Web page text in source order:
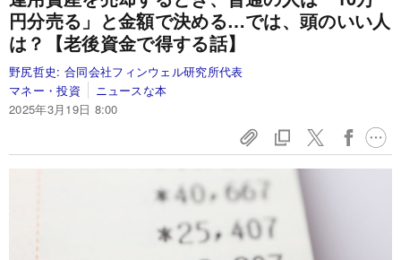
円分売る」と金額で決める…では、頭のいい人
は？【老後資金で得する話】
野尻哲史: 合同会社フィンウェル研究所代表
マネー・投資
ニュースな本
2025年3月19日 8:00